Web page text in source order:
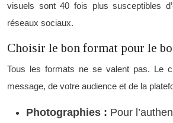
visuels sont 40 fois plus susceptibles
réseaux sociaux.
Choisir le bon format pour le
Tous les formats ne se valent pas. Le
message, de votre audience et de la
Photographies : Pour